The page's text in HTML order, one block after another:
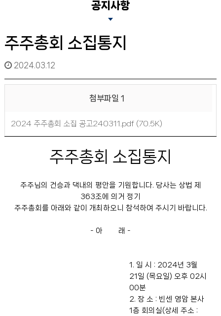
공지사항
주주총회 소집통지
2024.03.12
첨부파일 1
2024 주주총회 소집 공고240311.pdf (70.5K)
주주총회 소집통지
주주님의 건승과 댁내의 평안을 기원합니다. 당사는 상법 제
363조에 의거 정기
주주총회를 아래와 같이 개최하오니 참석하여 주시기 바랍니다.
- 아 래 -
1. 일 시 : 2024년 3월
21일 (목요일) 오후 02시
00분
2. 장 소 : 빈센 영암 본사
1층 회의실(상세 주소 :